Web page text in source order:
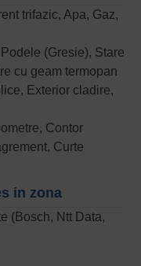
trifazic, Apa, Gaz,
(Gresie), Stare
cu geam termopan
Exterior cladire,
Contor
Curte
in zona
(Bosch, Ntt Data,